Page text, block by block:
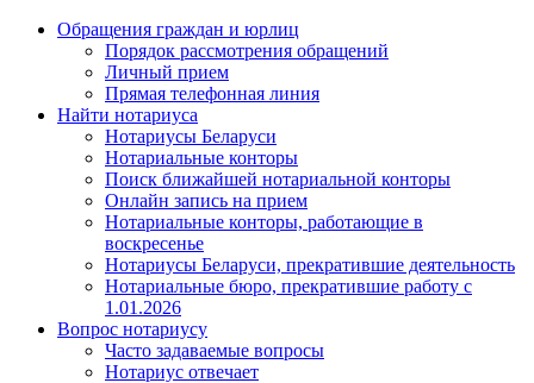
Обращения граждан и юрлиц
Порядок рассмотрения обращений
Личный прием
Прямая телефонная линия
Найти нотариуса
Нотариусы Беларуси
Нотариальные конторы
Поиск ближайшей нотариальной конторы
Онлайн запись на прием
Нотариальные конторы, работающие в
воскресенье
Нотариусы Беларуси, прекратившие деятельность
Нотариальные бюро, прекратившие работу с
1.01.2026
Вопрос нотариусу
Часто задаваемые вопросы
Нотариус отвечает